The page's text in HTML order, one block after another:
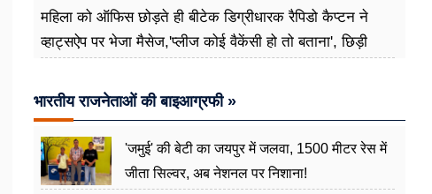
महिला को ऑफिस छोड़ते ही बीटेक डिग्रीधारक रैपिडो कैप्टन ने
व्हाट्सऐप पर भेजा मैसेज,'प्लीज कोई वैकेंसी हो तो बताना', छिड़ी
भारतीय राजनेताओं की बाइआग्रफी »
'जमुई' की बेटी का जयपुर में जलवा, 1500 मीटर रेस में
जीता सिल्वर, अब नेशनल पर निशाना!